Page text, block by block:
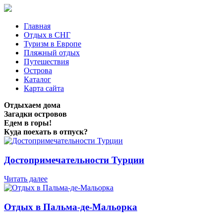
Главная
Отдых в СНГ
Туризм в Европе
Пляжный отдых
Путешествия
Острова
Каталог
Карта сайта
Отдыхаем дома
Загадки островов
Едем в горы!
Куда поехать в отпуск?
Достопримечательности Турции
Читать далее
Отдых в Пальма-де-Мальорка